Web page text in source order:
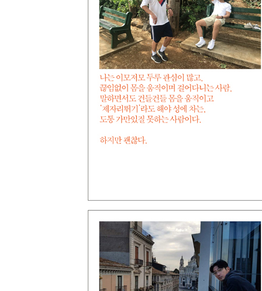
신과 함께 · 238
두 다리로 그린 이탈리아 미술지도
관광 아닌 유학 같은 여행 · 243
슬럼프 선생님
배우의 길을 걷는 사람들에게 · 271
노력의 밀도를 생각한다 · 279
SPECIAL THANKS TO · 294